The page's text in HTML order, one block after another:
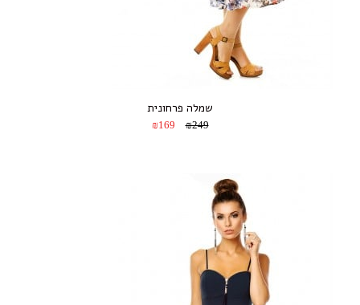
שמלה פרחונית
₪249
₪169